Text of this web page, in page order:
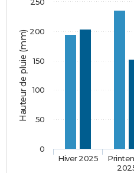
Hauteur de pluie (mm)
Hiver 2025
0
50
100
150
200